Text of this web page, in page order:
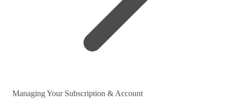
Managing Your Subscription & Account